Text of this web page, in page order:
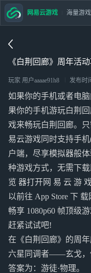
《白荆回廊》周年活
玩家 用户aaaae91h8 发布时
如果你的手机或者电
果你的手机游玩白荆
戏来畅玩白荆回廊。
易云游戏同时支持手
户端，尽享模拟器般
种游戏方式，无需下
览 器打开网 易 云 游
以前往 App Store 下
畅享 1080p60 帧顶级
赶紧试试吧!
在《白荆回廊》的周
六星同调者——玄戈，
答案为：游徒·物理。
网易云游戏 海量游